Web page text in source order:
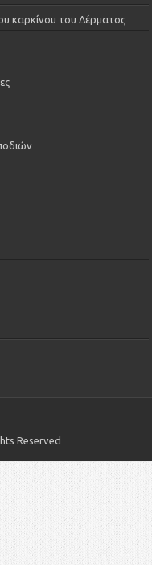
καρκίνου του Δέρματος
Reserved